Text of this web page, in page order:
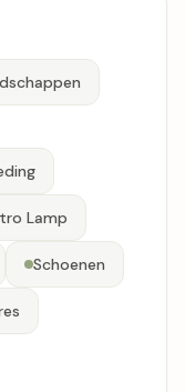
Lamp
Schoenen